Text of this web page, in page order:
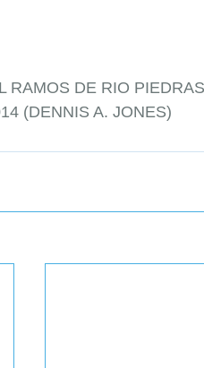
RAMOS DE RIO
(DENNIS A. JONES)